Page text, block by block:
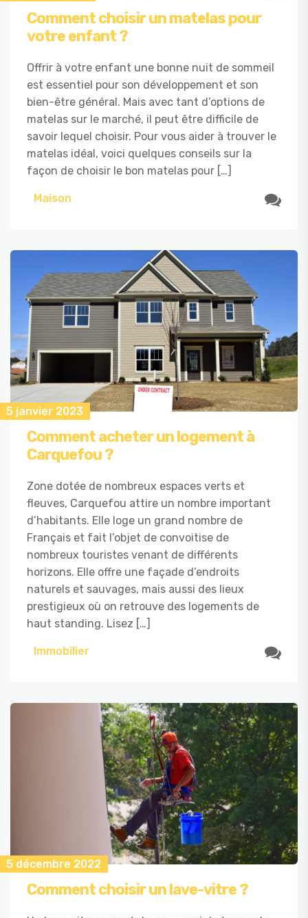
Comment choisir un matelas pour
votre enfant ?
Offrir à votre enfant une bonne nuit de sommeil
est essentiel pour son développement et son
bien-être général. Mais avec tant d’options de
matelas sur le marché, il peut être difficile de
savoir lequel choisir. Pour vous aider à trouver le
matelas idéal, voici quelques conseils sur la
façon de choisir le bon matelas pour […]
Maison
5 janvier 2023
Comment acheter un logement à
Carquefou ?
Zone dotée de nombreux espaces verts et
fleuves, Carquefou attire un nombre important
d’habitants. Elle loge un grand nombre de
Français et fait l’objet de convoitise de
nombreux touristes venant de différents
horizons. Elle offre une façade d’endroits
naturels et sauvages, mais aussi des lieux
prestigieux où on retrouve des logements de
haut standing. Lisez […]
Immobilier
5 décembre 2022
Comment choisir un lave-vitre ?